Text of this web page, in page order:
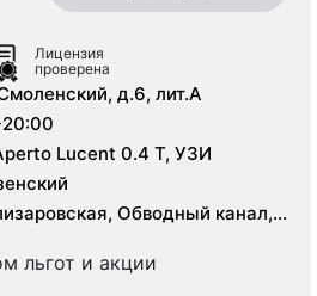
Лицензия
проверена
д.6, лит.А
Lucent 0.4 Т, УЗИ
Обводный канал,
льгот и акции